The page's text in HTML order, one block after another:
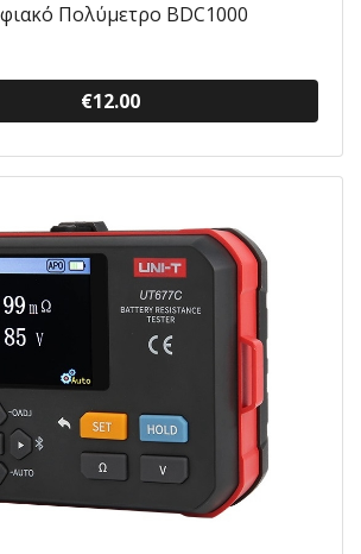
Πολύμετρο BDC1000
€12.00